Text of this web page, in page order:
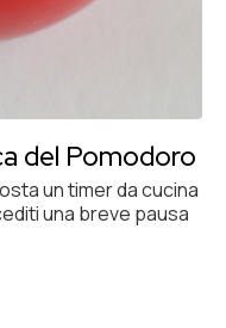
del Pomodoro
un timer da cucina
una breve pausa